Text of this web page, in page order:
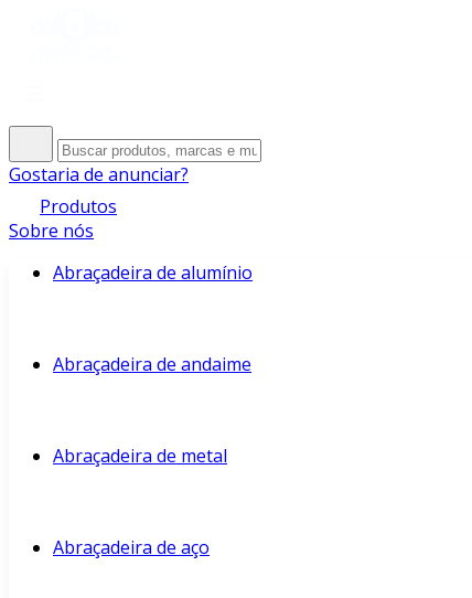
Gostaria de anunciar?
Produtos
Sobre nós
Abraçadeira de alumínio
Abraçadeira de andaime
Abraçadeira de metal
Abraçadeira de aço